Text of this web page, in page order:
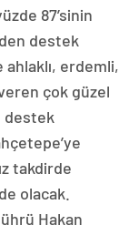
87’sinin
destek
erdemli,
çok güzel
destek
takdirde
olacak.
Hakan